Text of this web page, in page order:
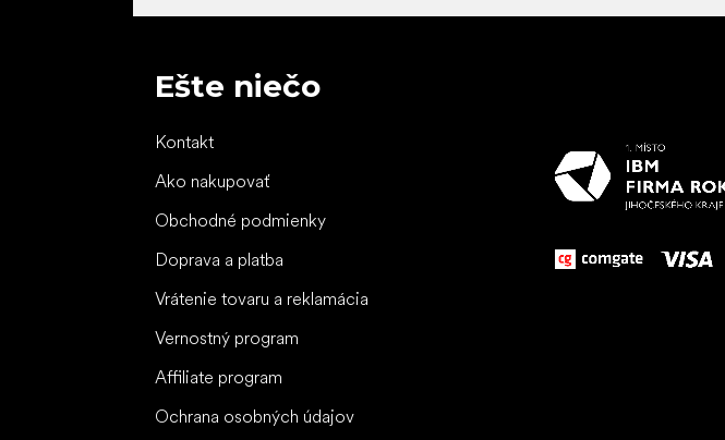
Ešte niečo
Kontakt
Ako nakupovať
Obchodné podmienky
Doprava a platba
Vrátenie tovaru a reklamácia
Vernostný program
Affiliate program
Ochrana osobných údajov